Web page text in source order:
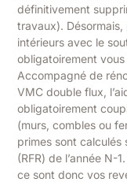
définitivement
travaux).
intérieurs avec le
obligatoirement
Accompagné de
VMC double flux,
obligatoirement
(murs, combles ou
primes sont calculés
(RFR) de l’année N-
ce sont donc vos